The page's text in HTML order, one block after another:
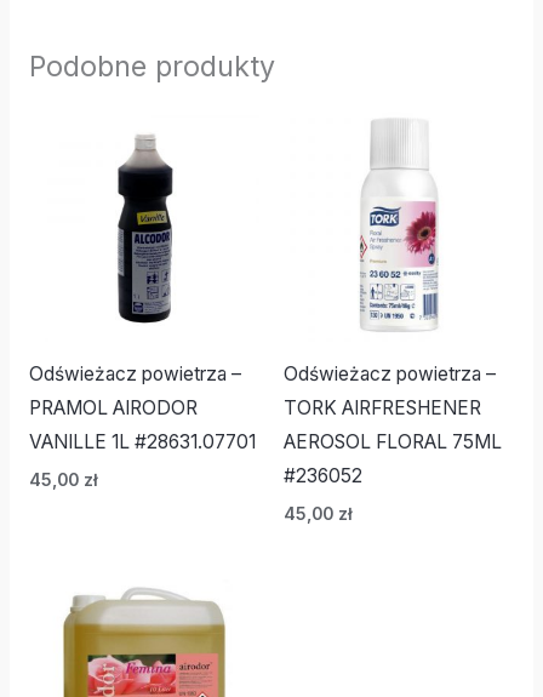
Podobne produkty
Odświeżacz powietrza –
PRAMOL AIRODOR
VANILLE 1L #28631.07701
45,00 zł
Odświeżacz powietrza –
TORK AIRFRESHENER
AEROSOL FLORAL 75ML
#236052
45,00 zł